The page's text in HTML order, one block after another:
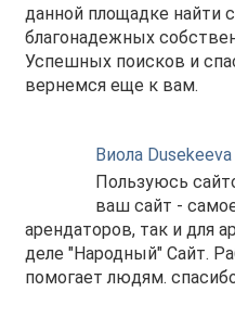
данной площадке найти
благонадежных
Успешных поисков и
вернемся еще к вам.
Виола Dusekeeva
Пользуюсь
ваш сайт -
арендаторов, так и для
деле "Народный" Сайт.
помогает людям.